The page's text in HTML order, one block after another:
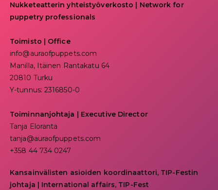
Nukketeatterin yhteistyöverkosto | Network for
puppetry professionals
Toimisto | Office
info@auraofpuppets.com
Manilla, Itäinen Rantakatu 64
20810 Turku
Y-tunnus: 2316850-0
Toiminnanjohtaja
Executive Director
Tanja Eloranta
tanja@auraofpuppets.com
+358 44 734 0247
Kansainvälisten asioiden koordinaattori, TIP-Festin
johtaja | International affairs, TIP-Fest